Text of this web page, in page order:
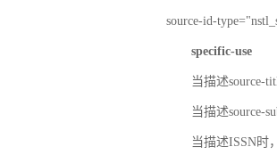
source-id-
specific-use
当描述source-
当描述source-
当描述ISSN时